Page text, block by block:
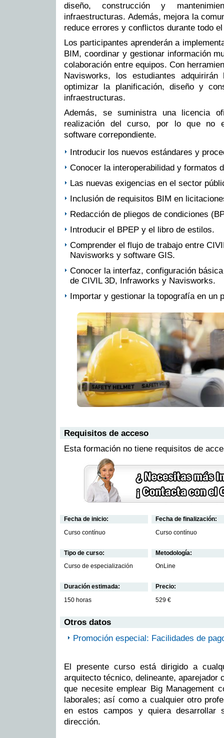
diseño, construcción y
infraestructuras. Además, mejora la
reduce errores y conflictos durante todo
Los participantes aprenderán a
BIM, coordinar y gestionar información
colaboración entre equipos. Con
Navisworks, los estudiantes adquirirán
optimizar la planificación, diseño y
infraestructuras.
Además, se suministra una licencia
realización del curso, por lo que no
software correpondiente.
Introducir los nuevos estándares y
Conocer la interoperabilidad y formatos
Las nuevas exigencias en el sector
Inclusión de requisitos BIM en
Redacción de pliegos de condiciones
Introducir el BPEP y el libro de estilos.
Comprender el flujo de trabajo entre
Navisworks y software GIS.
Conocer la interfaz, configuración
de CIVIL 3D, Infraworks y Navisworks.
Importar y gestionar la topografía en un
Requisitos de acceso
Esta formación no tiene requisitos de
Fecha de inicio:
Curso contínuo
Fecha de finalización:
Curso contínuo
Tipo de curso:
Curso de especialización
Metodología:
OnLine
Duración estimada:
150 horas
Precio:
529 €
Otros datos
Promoción especial: Facilidades de
El presente curso está dirigido a
arquitecto técnico, delineante, aparejador
que necesite emplear Big Management
laborales; así como a cualquier otro
en estos campos y quiera desarrollar
dirección.